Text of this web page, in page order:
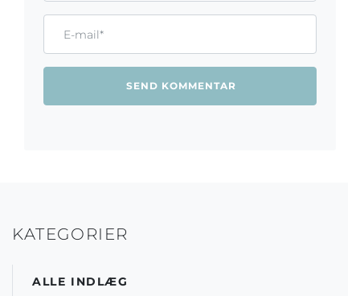
KATEGORIER
ALLE INDLÆG